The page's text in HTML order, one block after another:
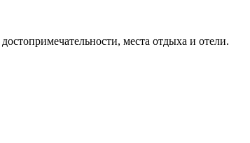
места отдыха и отели.